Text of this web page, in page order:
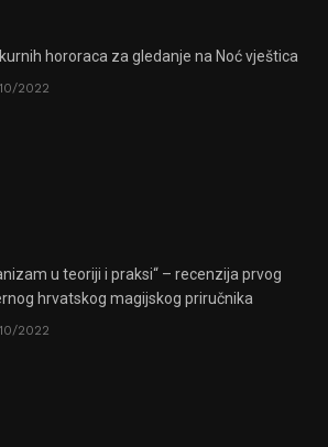
hororaca za gledanje na Noć vještica
2022
u teoriji i praksi“ – recenzija prvog
hrvatskog magijskog priručnika
2022